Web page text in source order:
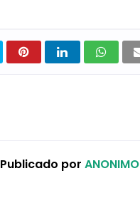
Publicado por ANONIMO